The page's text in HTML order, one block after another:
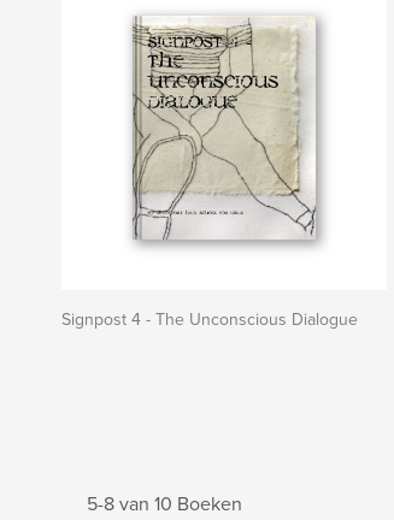
Signpost 4 - The Unconscious Dialogue
5-8 van 10 Boeken